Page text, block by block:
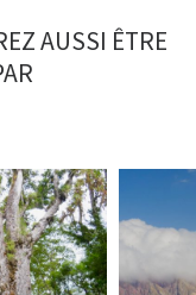
AUSSI ÊTRE